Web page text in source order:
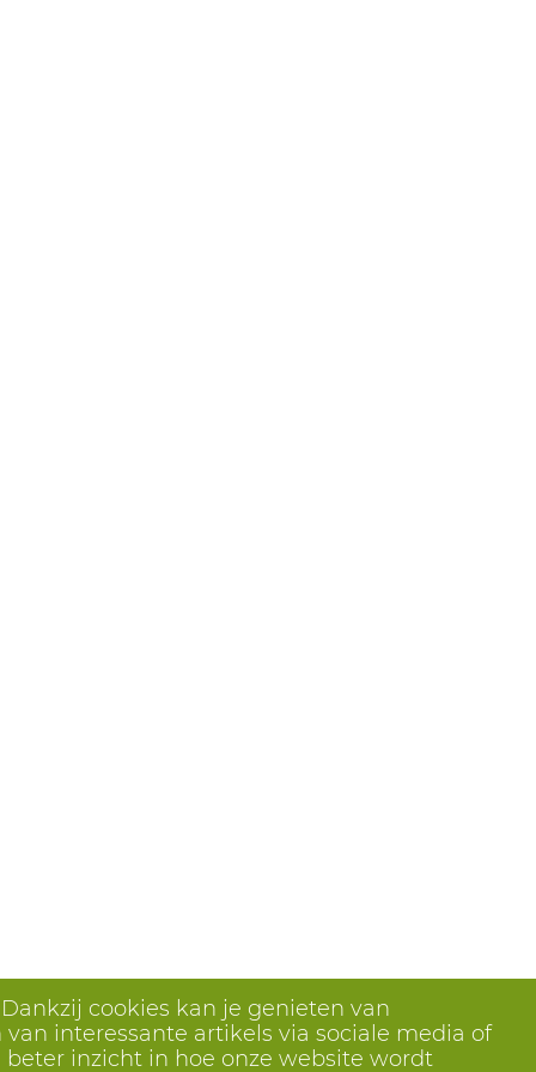
cookies kan je genieten van
interessante artikels via sociale media of
inzicht in hoe onze website wordt